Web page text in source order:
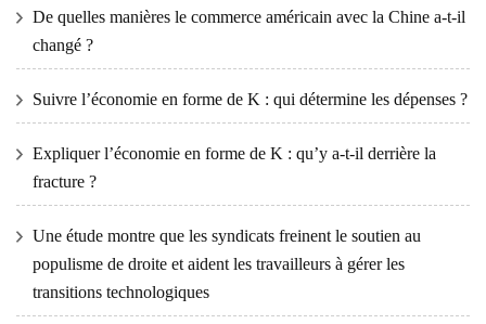
De quelles manières le commerce américain avec la Chine a-t-il
changé ?
Suivre l’économie en forme de K : qui détermine les dépenses ?
Expliquer l’économie en forme de K : qu’y a-t-il derrière la
fracture ?
Une étude montre que les syndicats freinent le soutien au
populisme de droite et aident les travailleurs à gérer les
transitions technologiques